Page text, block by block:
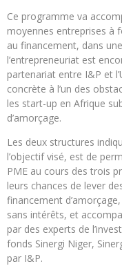
Ce programme va
moyennes entreprises à
au financement, dans
l’entrepreneuriat est
partenariat entre I&P et
concrète à l’un des
les start-up en Afrique
d’amorçage.
Les deux structures
l’objectif visé, est de
PME au cours des trois
leurs chances de lever
financement
sans intérêts, et
par des experts de
fonds Sinergi Niger,
par I&P.